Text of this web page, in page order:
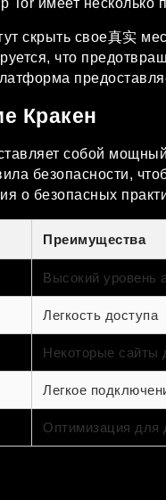
Tor имеет несколько
скрыть свое真实
что
Кракен
собой
безопасности,
о безопасных
Преимущества
Высокий уровень
Легкость доступа
Некоторые сайты
Легкое
Оптимизация для